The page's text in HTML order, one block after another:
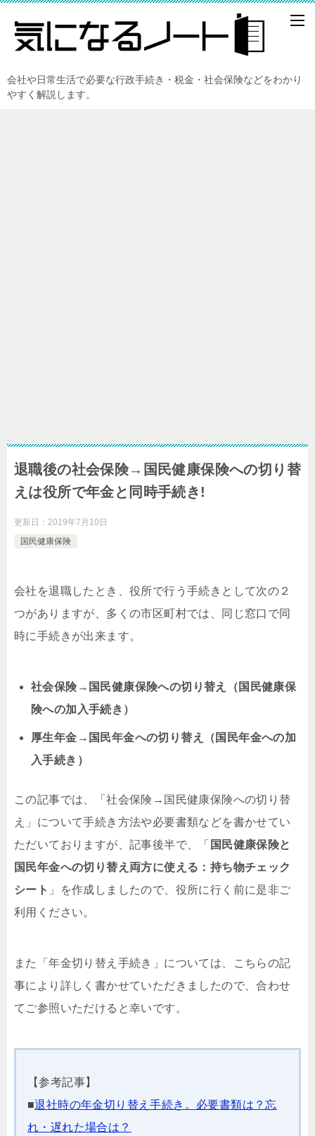
会社や日常生活で必要な行政手続き・税金・社会保険などをわかり
やすく解説します。
退職後の社会保険→国民健康保険への切り替
えは役所で年金と同時手続き!
更新日： 2019年7月10日
国民健康保険
会社を退職したとき、役所で行う手続きとして次の２
つがありますが、多くの市区町村では、同じ窓口で同
時に手続きが出来ます。
社会保険→国民健康保険への切り替え（国民健康保
険への加入手続き）
厚生年金→国民年金への切り替え（国民年金への加
入手続き）
この記事では、「社会保険→国民健康保険への切り替
え」について手続き方法や必要書類などを書かせてい
ただいておりますが、記事後半で、「 国民健康保険と
国民年金への切り替え両方に使える：持ち物チェック
シート 」を作成しましたので、役所に行く前に是非ご
利用ください。
また「年金切り替え手続き」については、こちらの記
事により詳しく書かせていただきましたので、合わせ
てご参照いただけると幸いです。
【参考記事】
■退社時の年金切り替え手続き。必要書類は？忘
れ・遅れた場合は？